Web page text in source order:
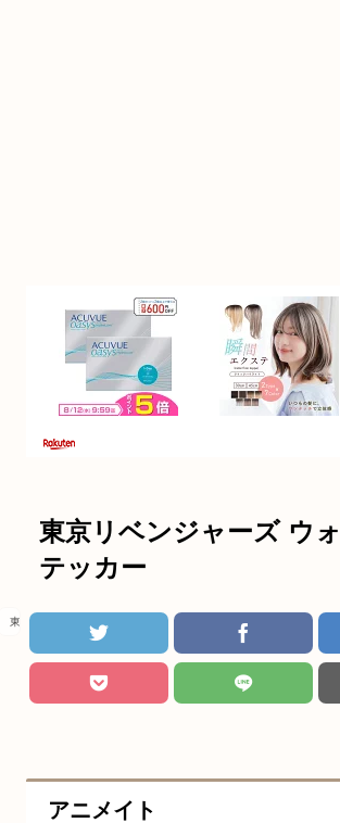
東京リベンジャーズ ウ
テッカー
東京リベンジャーズ
アニメイト